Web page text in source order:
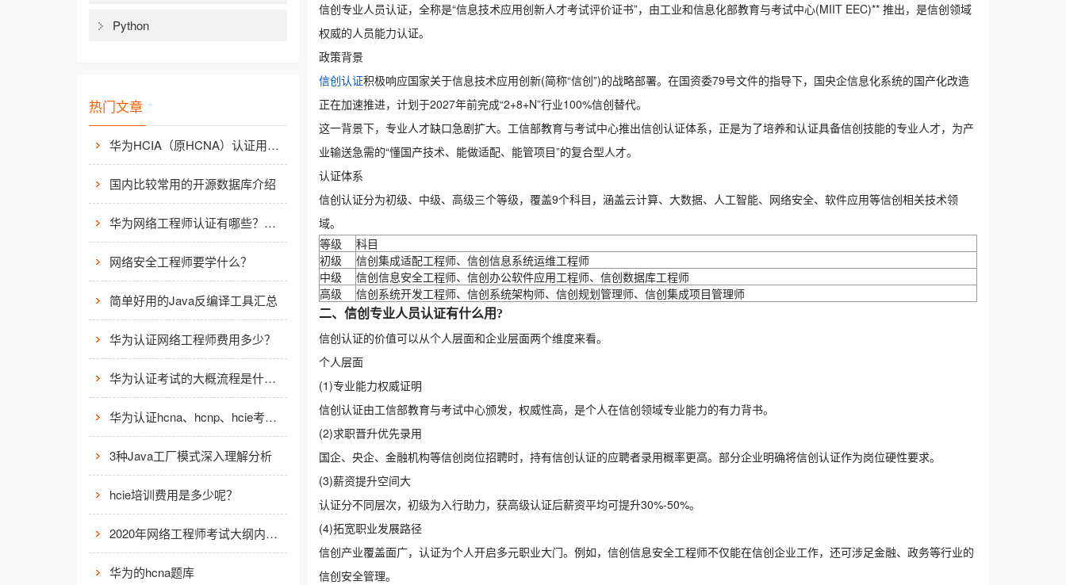
Python
热门文章
华为HCIA（原HCNA）认证用处大吗？
国内比较常用的开源数据库介绍
华为网络工程师认证有哪些？值不值得考？
网络安全工程师要学什么？
简单好用的Java反编译工具汇总
华为认证网络工程师费用多少？
华为认证考试的大概流程是什么样的？
华为认证hcna、hcnp、hcie考试费用
3种Java工厂模式深入理解分析
hcie培训费用是多少呢？
2020年网络工程师考试大纲内容解析
华为的hcna题库
信创专业人员认证，全称是“信息技术应用创新人才考试评价证书”，由工业和信息化部教育与考试中心(MIIT EEC)** 推出，是信创领域
权威的人员能力认证。
政策背景
信创认证积极响应国家关于信息技术应用创新(简称“信创”)的战略部署。在国资委79号文件的指导下，国央企信息化系统的国产化改造
正在加速推进，计划于2027年前完成“2+8+N”行业100%信创替代。
这一背景下，专业人才缺口急剧扩大。工信部教育与考试中心推出信创认证体系，正是为了培养和认证具备信创技能的专业人才，为产
业输送急需的“懂国产技术、能做适配、能管项目”的复合型人才。
认证体系
信创认证分为初级、中级、高级三个等级，覆盖9个科目，涵盖云计算、大数据、人工智能、网络安全、软件应用等信创相关技术领
域。
等级
科目
初级
信创集成适配工程师、信创信息系统运维工程师
中级
信创信息安全工程师、信创办公软件应用工程师、信创数据库工程师
高级
信创系统开发工程师、信创系统架构师、信创规划管理师、信创集成项目管理师
二、信创专业人员认证有什么用?
信创认证的价值可以从个人层面和企业层面两个维度来看。
个人层面
(1)专业能力权威证明
信创认证由工信部教育与考试中心颁发，权威性高，是个人在信创领域专业能力的有力背书。
(2)求职晋升优先录用
国企、央企、金融机构等信创岗位招聘时，持有信创认证的应聘者录用概率更高。部分企业明确将信创认证作为岗位硬性要求。
(3)薪资提升空间大
认证分不同层次，初级为入行助力，获高级认证后薪资平均可提升30%-50%。
(4)拓宽职业发展路径
信创产业覆盖面广，认证为个人开启多元职业大门。例如，信创信息安全工程师不仅能在信创企业工作，还可涉足金融、政务等行业的
信创安全管理。